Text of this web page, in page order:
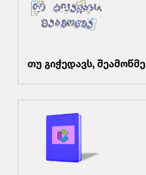
თუ გიჭედავს, შეამოწმე